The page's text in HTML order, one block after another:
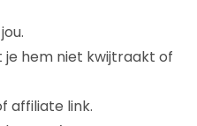
je hem niet kwijtraakt of
affiliate link.